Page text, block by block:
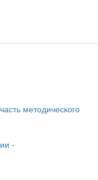
методического
-